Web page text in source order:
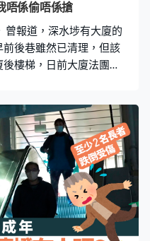
係偷唔係搶
曾報道，深水埗有大廈的
後巷雖然已清理，但該
樓梯，日前大廈法團
佔後樓梯，其後佔領範
放雜物，更有人在現場
巷時，又有人阻止採訪
過： 【1】深水埗後巷
團嘆求助無人理：火警
佔領半年 跨部門聯合清
然而，後巷雖已清空
物。如從大廈內部沿後